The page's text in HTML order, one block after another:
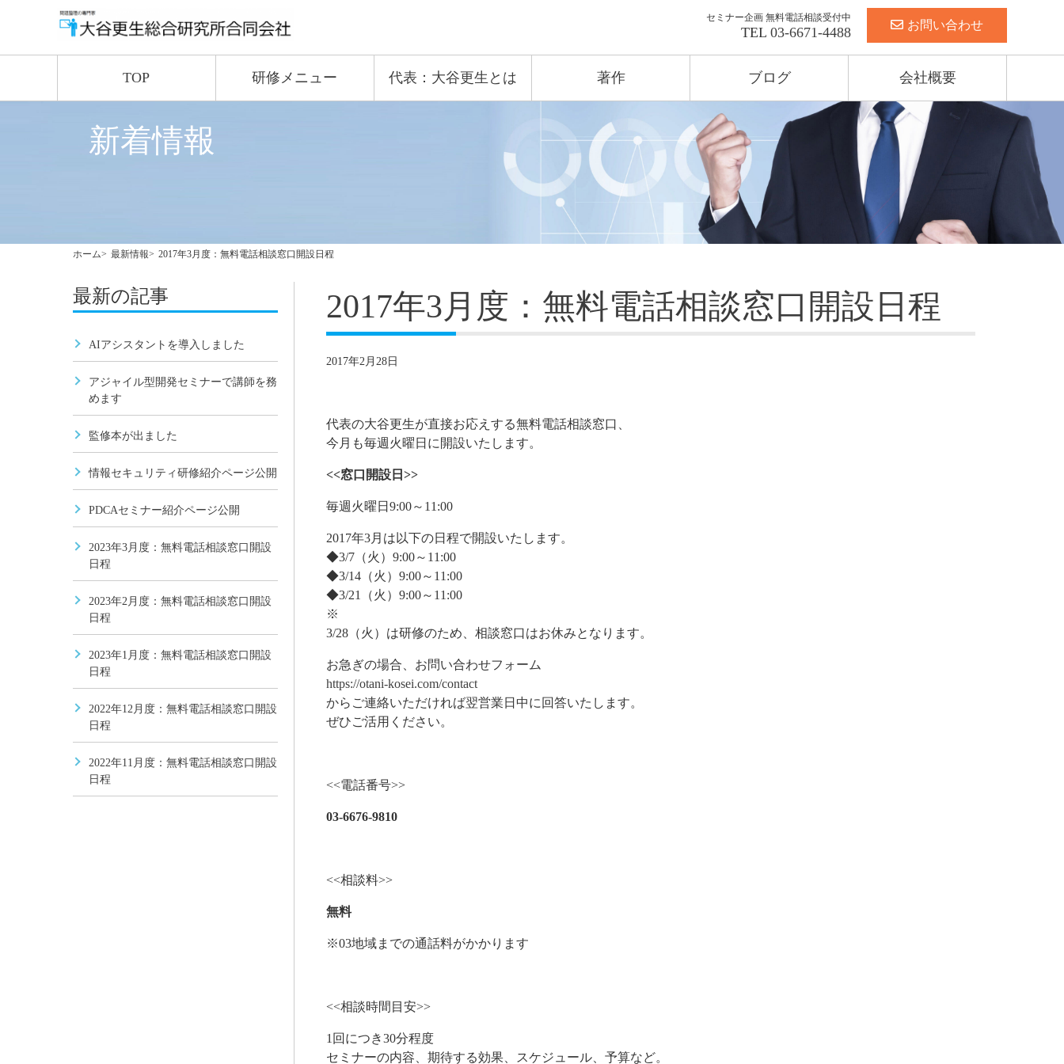
セミナー企画 無料電話相談受付中
TEL 03-6671-4488 お問い合わせ
TOP 研修メニュー 代表：大谷更生とは 著作 ブログ 会社概要
新着情報
ホーム 最新情報 2017年3月度：無料電話相談窓口開設日程
最新の記事
AIアシスタントを導入しました
アジャイル型開発セミナーで講師を務
めます
監修本が出ました
情報セキュリティ研修紹介ページ公開
PDCAセミナー紹介ページ公開
2023年3月度：無料電話相談窓口開設
日程
2023年2月度：無料電話相談窓口開設
日程
2023年1月度：無料電話相談窓口開設
日程
2022年12月度：無料電話相談窓口開設
日程
2022年11月度：無料電話相談窓口開設
日程
2017年3月度：無料電話相談窓口開設日程
2017年2月28日
代表の大谷更生が直接お応えする無料電話相談窓口、
今月も毎週火曜日に開設いたします。
<<窓口開設日>>
毎週火曜日9:00～11:00
2017年3月は以下の日程で開設いたします。
◆3/7（火）9:00～11:00
◆3/14（火）9:00～11:00
◆3/21（火）9:00～11:00
※
3/28（火）は研修のため、相談窓口はお休みとなります。
お急ぎの場合、お問い合わせフォーム
https://otani-kosei.com/contact
からご連絡いただければ翌営業日中に回答いたします。
ぜひご活用ください。
<<電話番号>>
03-6676-9810
<<相談料>>
無料
※03地域までの通話料がかかります
<<相談時間目安>>
1回につき30分程度
セミナーの内容、期待する効果、スケジュール、予算など。